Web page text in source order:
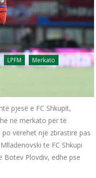
LPFM
Merkato
pjesë e FC Shkupit,
në merkato për të
vërehet një zbrastirë pas
te FC Shkupi
Botev Plovdiv, edhe pse